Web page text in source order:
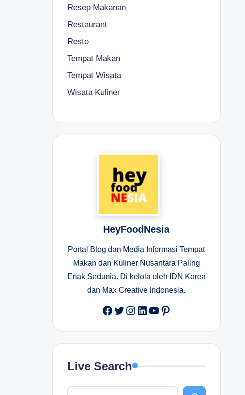
Resep Makanan
Restaurant
Resto
Tempat Makan
Tempat Wisata
Wisata Kuliner
HeyFoodNesia
Portal Blog dan Media Informasi Tempat
Makan dan Kuliner Nusantara Paling
Enak Sedunia. Di kelola oleh IDN Korea
dan Max Creative Indonesia.
Facebook
Twitter
Instagram
LinkedIn
YouTube
Pinterest
Live Search